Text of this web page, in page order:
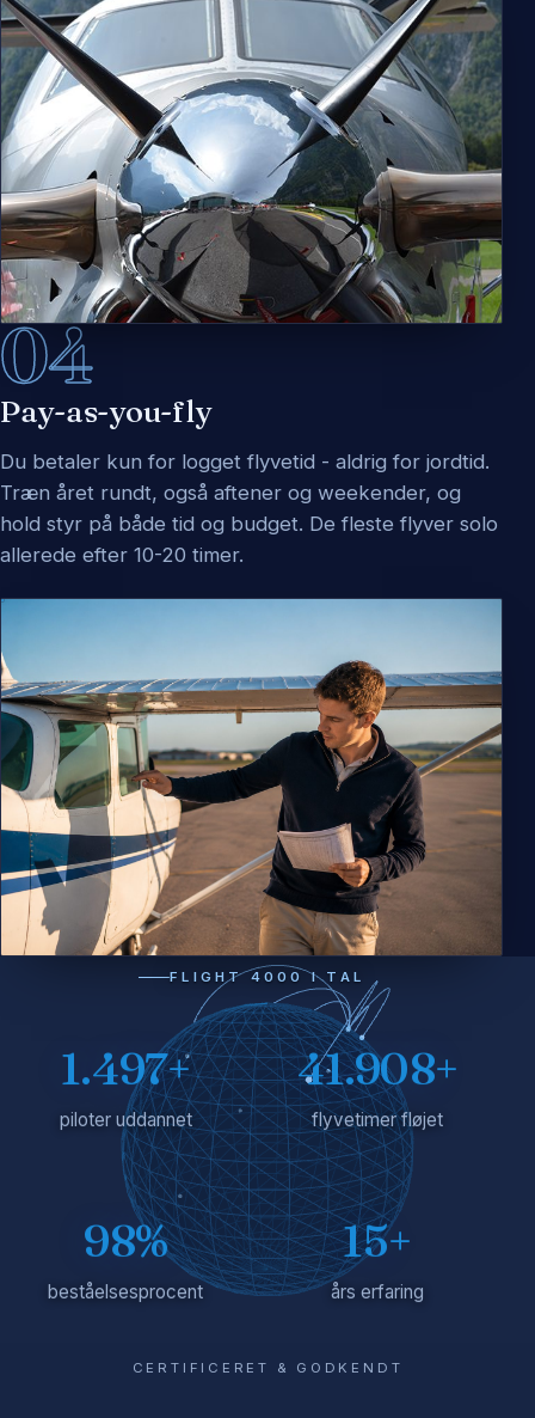
04
Pay-as-you-fly
Du betaler kun for logget flyvetid - aldrig for jordtid.
Træn året rundt, også aftener og weekender, og
hold styr på både tid og budget. De fleste flyver solo
allerede efter 10-20 timer.
FLIGHT 4000 I TAL
1.500+
piloter uddannet
42.000+
flyvetimer fløjet
98%
beståelsesprocent
15+
års erfaring
CERTIFICERET & GODKENDT